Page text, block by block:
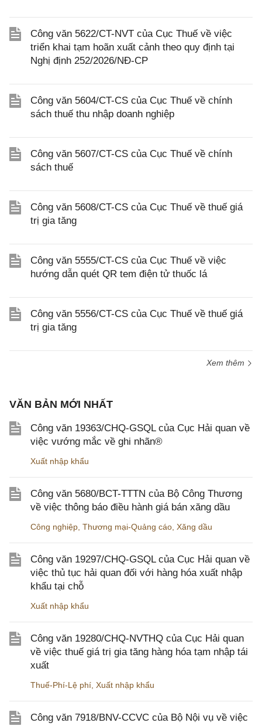
Công văn 5622/CT-NVT của Cục Thuế về việc
triển khai tạm hoãn xuất cảnh theo quy định tại
Nghị định 252/2026/NĐ-CP
Công văn 5604/CT-CS của Cục Thuế về chính
sách thuế thu nhập doanh nghiệp
Công văn 5607/CT-CS của Cục Thuế về chính
sách thuế
Công văn 5608/CT-CS của Cục Thuế về thuế giá
trị gia tăng
Công văn 5555/CT-CS của Cục Thuế về việc
hướng dẫn quét QR tem điện tử thuốc lá
Công văn 5556/CT-CS của Cục Thuế về thuế giá
trị gia tăng
Xem thêm
VĂN BẢN MỚI NHẤT
Công văn 19363/CHQ-GSQL của Cục Hải quan về
việc vướng mắc về ghi nhãn®
Xuất nhập khẩu
Công văn 5680/BCT-TTTN của Bộ Công Thương
về việc thông báo điều hành giá bán xăng dầu
Công nghiệp Thương mại-Quảng cáo Xăng dầu
Công văn 19297/CHQ-GSQL của Cục Hải quan về
việc thủ tục hải quan đối với hàng hóa xuất nhập
khẩu tại chỗ
Xuất nhập khẩu
Công văn 19280/CHQ-NVTHQ của Cục Hải quan
về việc thuế giá trị gia tăng hàng hóa tạm nhập tái
xuất
Thuế-Phí-Lệ phí Xuất nhập khẩu
Công văn 7918/BNV-CCVC của Bộ Nội vụ về việc